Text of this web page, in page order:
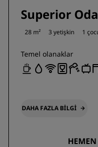
Superior Oda
28 m² 3 yetişkin 1
Temel olanaklar
DAHA FAZLA BILGI